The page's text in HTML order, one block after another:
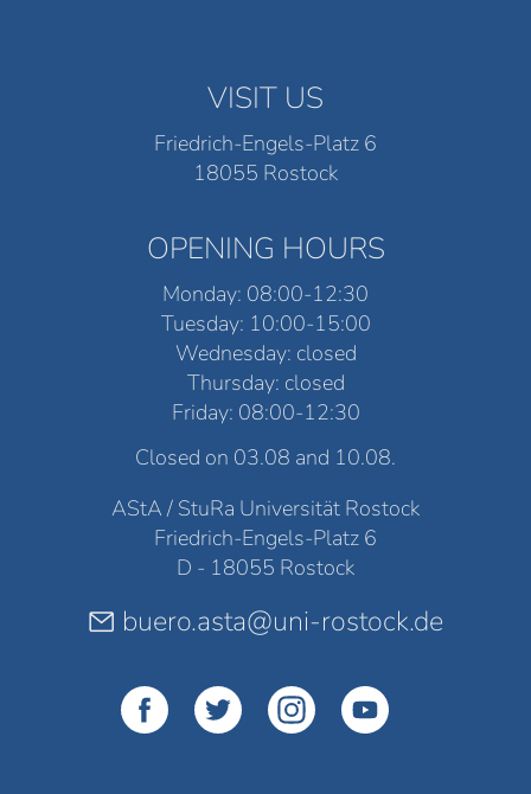
VISIT US
Friedrich-Engels-Platz 6
18055 Rostock
OPENING HOURS
Monday: 08:00-12:30
Tuesday: 10:00-15:00
Wednesday: closed
Thursday: closed
Friday: 08:00-12:30
Closed on 03.08 and 10.08.
AStA / StuRa Universität Rostock
Friedrich-Engels-Platz 6
D - 18055 Rostock
buero.asta@uni-rostock.de